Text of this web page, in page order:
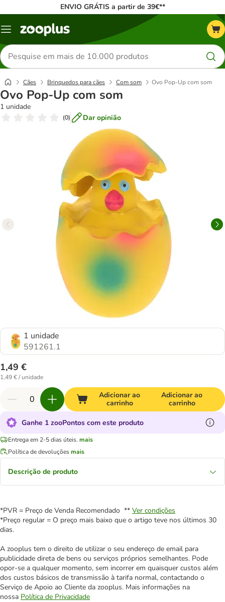
ENVIO GRÁTIS a partir de 39€**
Menu
Pesquisar
produtos
Cães Brinquedos para cães Com som Ovo Pop-Up com som
Ovo Pop-Up com som
1 unidade
(0) Dar opinião
1 unidade
591261.1
1,49 €
1,49 € / unidade
Adicionar ao
carrinho
Adicionar ao
carrinho
Ganhe 1 zooPontos com este produto
Entrega em 2-5 dias úteis. mais
Política de devoluçõesmais
Descrição de produto
*PVR = Preço de Venda Recomendado ** Ver condições
*Preço regular = O preço mais baixo que o artigo teve nos últimos 30
dias.
A zooplus tem o direito de utilizar o seu endereço de email para
publicidade direta de bens ou serviços próprios semelhantes. Pode
opor-se a qualquer momento, sem incorrer em quaisquer custos além
dos custos básicos de transmissão à tarifa normal, contactando o
Serviço de Apoio ao Cliente da zooplus. Mais informações na
nossa Política de Privacidade